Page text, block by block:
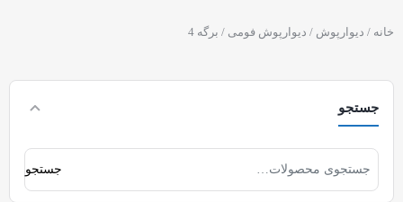
خانه / دیوارپوش / دیوارپوش فومی / برگه 4
جستجو
جستجو